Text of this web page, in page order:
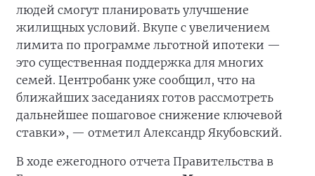
людей смогут планировать улучшение
жилищных условий. Вкупе с увеличением
лимита по программе льготной ипотеки —
это существенная поддержка для многих
семей. Центробанк уже сообщил, что на
ближайших заседаниях готов рассмотреть
дальнейшее пошаговое снижение ключевой
ставки», — отметил Александр Якубовский.
В ходе ежегодного отчета Правительства в